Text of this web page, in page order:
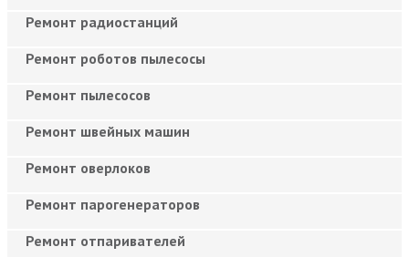
Ремонт радиостанций
Ремонт роботов пылесосы
Ремонт пылесосов
Ремонт швейных машин
Ремонт оверлоков
Ремонт парогенераторов
Ремонт отпаривателей